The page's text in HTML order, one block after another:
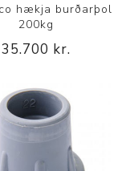
hækja burðarþol
200kg
35.700 kr.